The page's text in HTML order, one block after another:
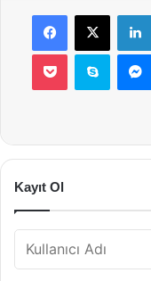
Facebook
X
Pocket Skype
Kayıt Ol